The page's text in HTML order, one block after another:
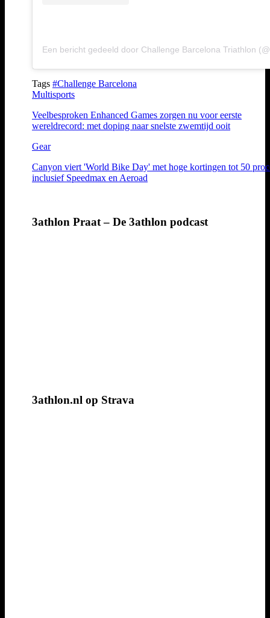
Tags #Challenge Barcelona
Multisports
Veelbesproken Enhanced Games zorgen nu voor eerste
wereldrecord: met doping naar snelste zwemtijd ooit
Gear
Canyon viert 'World Bike Day' met hoge kortingen tot 50
inclusief Speedmax en Aeroad
3athlon Praat – De 3athlon podcast
3athlon.nl op Strava